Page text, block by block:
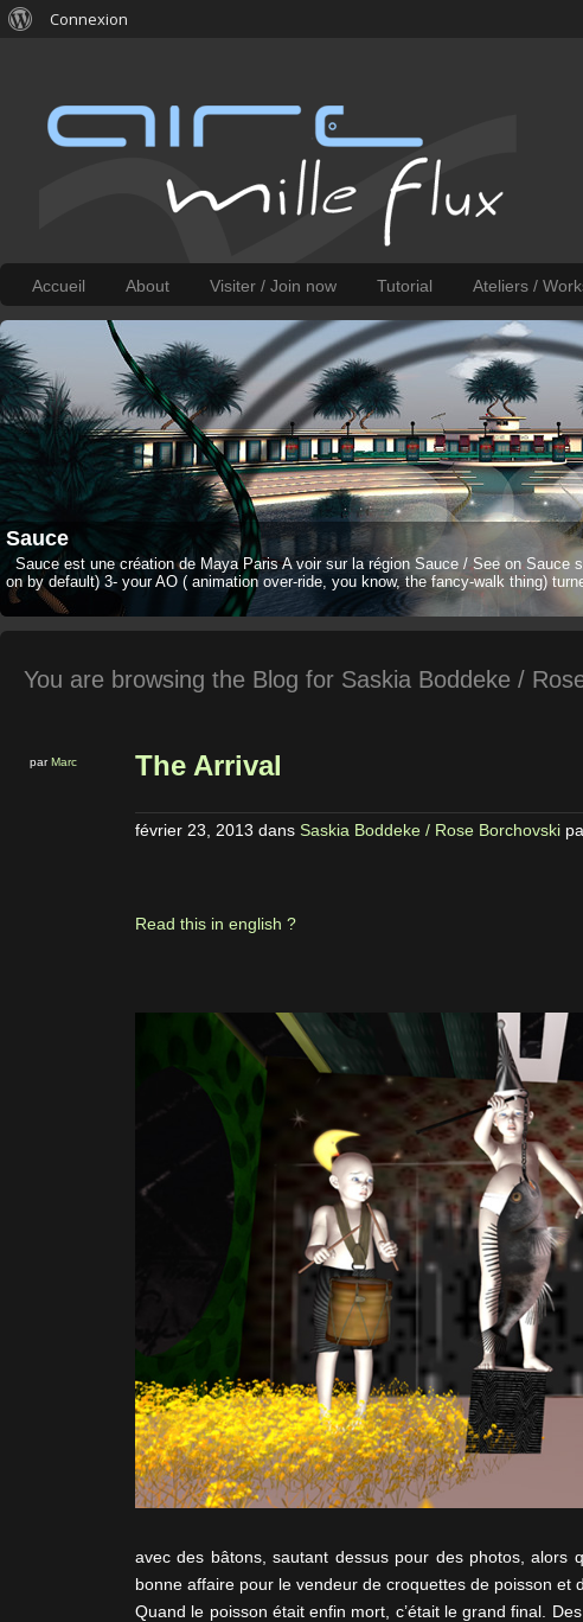
Accueil About Visiter / Join now Tutorial Ateliers /
Sauce
Sauce est une création de Maya Paris A voir sur la région Sauce / See on Sauce
on by default) 3- your AO ( animation over-ride, you know, the fancy-walk thing)
You are browsing the Blog for Saskia Boddeke /
parMarc The Arrival
février 23, 2013 dans Saskia Boddeke / Rose Borchovski
Read this in english ?
avec des bâtons, sautant dessus pour des photos, alors
bonne affaire pour le vendeur de croquettes de poisson et
Quand le poisson était enfin mort, c’était le grand final.
Connexion